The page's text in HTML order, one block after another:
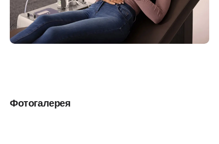
Фотогалерея